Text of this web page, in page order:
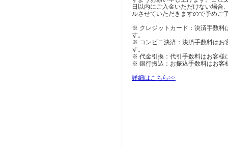
日以内にご入金いただけない場合
ルさせていただきますので予めご
※ クレジットカード：決済手数料
す。
※ コンビニ決済：決済手数料はお
す。
※ 代金引換：代引手数料はお客様
※ 銀行振込：お振込手数料はお客
詳細はこちら>>